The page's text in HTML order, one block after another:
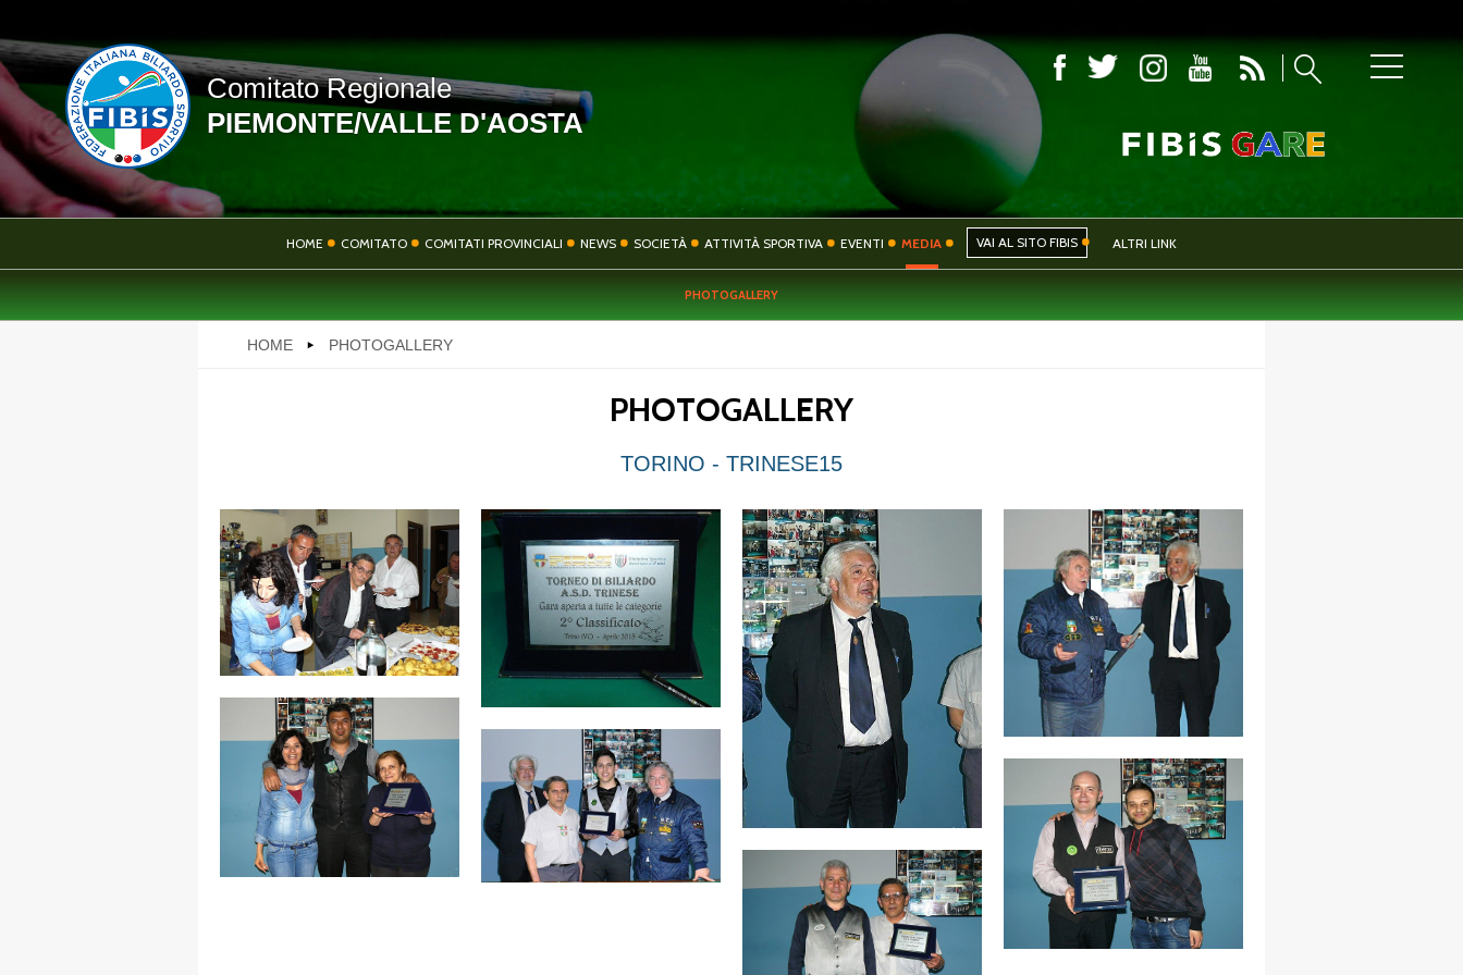
LINK UTILI COMITATO
NEWS SOCIETÀ ATTIVITÀ SPORTIVA EVENTI
MAPPA DEL SITO
Federazione Tesseramento Carte Federali Regolamenti
Settore Arbitrale Ufficiali di Gara
Scuola Fibis
Centro Studi e Tecnica
Comitato Regionale
PIEMONTE/VALLE D'AOSTA
HOME COMITATO COMITATI PROVINCIALI NEWS SOCIETÀ ATTIVITÀ SPORTIVA EVENTI MEDIA VAI AL SITO FIBIS ALTRI LINK
PHOTOGALLERY
HOME PHOTOGALLERY
PHOTOGALLERY
TORINO - TRINESE15